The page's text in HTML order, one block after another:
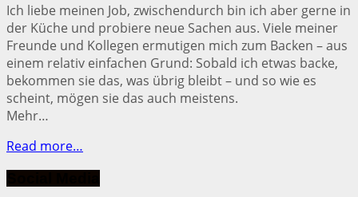
Ich liebe meinen Job, zwischendurch bin ich aber gerne in
der Küche und probiere neue Sachen aus. Viele meiner
Freunde und Kollegen ermutigen mich zum Backen – aus
einem relativ einfachen Grund: Sobald ich etwas backe,
bekommen sie das, was übrig bleibt – und so wie es
scheint, mögen sie das auch meistens.
Mehr…
Read more…